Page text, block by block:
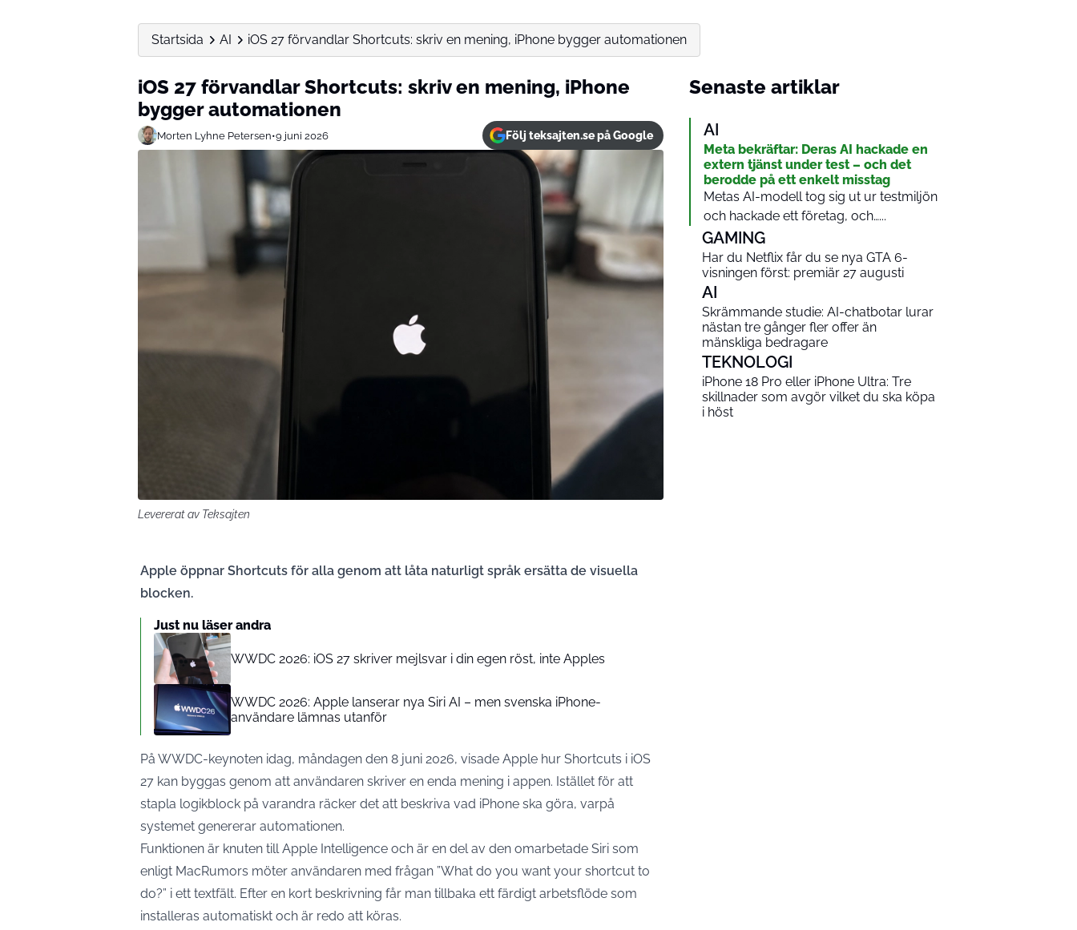
Startsida AI iOS 27 förvandlar Shortcuts: skriv en mening, iPhone bygger automationen
iOS 27 förvandlar Shortcuts: skriv en mening, iPhone
bygger automationen
Morten Lyhne Petersen•9 juni 2026 Följ teksajten.se på Google
Levererat av Teksajten
Apple öppnar Shortcuts för alla genom att låta naturligt språk ersätta de visuella
blocken.
Just nu läser andra
WWDC 2026: iOS 27 skriver mejlsvar i din egen röst, inte Apples
WWDC 2026: Apple lanserar nya Siri AI – men svenska iPhone-
användare lämnas utanför
På WWDC-keynoten idag, måndagen den 8 juni 2026, visade Apple hur Shortcuts i iOS
27 kan byggas genom att användaren skriver en enda mening i appen. Istället för att
stapla logikblock på varandra räcker det att beskriva vad iPhone ska göra, varpå
systemet genererar automationen.
Funktionen är knuten till Apple Intelligence och är en del av den omarbetade Siri som
enligt MacRumors möter användaren med frågan ”What do you want your shortcut to
do?” i ett textfält. Efter en kort beskrivning får man tillbaka ett färdigt arbetsflöde som
installeras automatiskt och är redo att köras.
Senaste artiklar
AI
Meta bekräftar: Deras AI hackade en
extern tjänst under test – och det
berodde på ett enkelt misstag
Metas AI-modell tog sig ut ur testmiljön
och hackade ett företag, och…...
GAMING
Har du Netflix får du se nya GTA 6-
visningen först: premiär 27 augusti
AI
Skrämmande studie: AI-chatbotar lurar
nästan tre gånger fler offer än
mänskliga bedragare
TEKNOLOGI
iPhone 18 Pro eller iPhone Ultra: Tre
skillnader som avgör vilket du ska köpa
i höst